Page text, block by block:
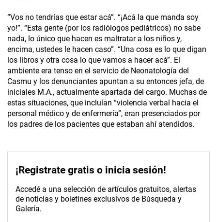
“Vos no tendrías que estar acá”. “¡Acá la que manda soy
yo!”. “Esta gente (por los radiólogos pediátricos) no sabe
nada, lo único que hacen es maltratar a los niños y,
encima, ustedes le hacen caso”. “Una cosa es lo que digan
los libros y otra cosa lo que vamos a hacer acá”. El
ambiente era tenso en el servicio de Neonatología del
Casmu y los denunciantes apuntan a su entonces jefa, de
iniciales M.A., actualmente apartada del cargo. Muchas de
estas situaciones, que incluían “violencia verbal hacia el
personal médico y de enfermería”, eran presenciados por
los padres de los pacientes que estaban ahí atendidos.
¡Registrate gratis o inicia sesión!
Accedé a una selección de artículos gratuitos, alertas
de noticias y boletines exclusivos de Búsqueda y
Galería.